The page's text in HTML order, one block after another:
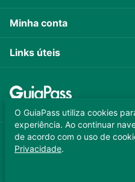
Minha conta
Links úteis
GUIAPASS TECNOLOGIA
Copyright © 2025 -
O GuiaPass utiliza cookies
experiência. Ao continuar
de acordo com o uso de
Privacidade.